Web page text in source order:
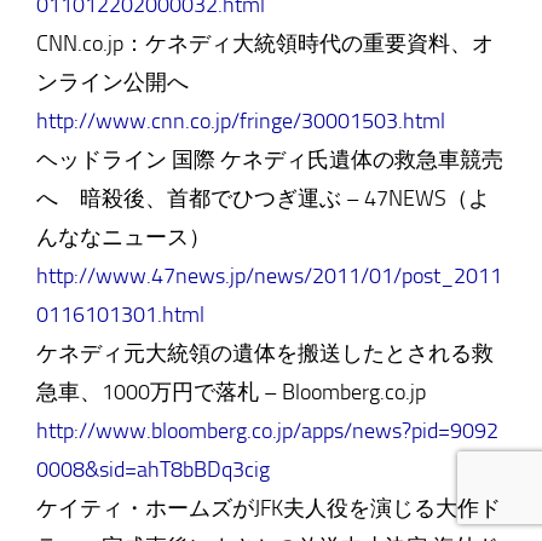
CNN.co.jp：ケネディ大統領時代の重要資料、オ
ンライン公開へ
http://www.cnn.co.jp/fringe/30001503.html
ヘッドライン 国際 ケネディ氏遺体の救急車競売
へ 暗殺後、首都でひつぎ運ぶ – 47NEWS（よ
んななニュース）
http://www.47news.jp/news/2011/01/post_2011
0116101301.html
ケネディ元大統領の遺体を搬送したとされる救
急車、1000万円で落札 – Bloomberg.co.jp
http://www.bloomberg.co.jp/apps/news?pid=9092
0008&sid=ahT8bBDq3cig
ケイティ・ホームズがJFK夫人役を演じる大作ド